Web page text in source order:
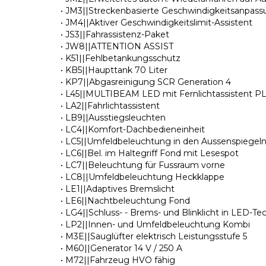
• JM3||Streckenbasierte
• JM4||Aktiver Geschwindigkeitslimit-Assistent
• JS3||Fahrassistenz-Paket
• JW8||ATTENTION ASSIST
• K51||Fehlbetankungsschutz
• KB5||Haupttank 70 Liter
• KP7||Abgasreinigung SCR Generation 4
• L45||MULTIBEAM LED mit Fernlichtassistent
• LA2||Fahrlichtassistent
• LB9||Ausstiegsleuchten
• LC4||Komfort-Dachbedieneinheit
• LC5||Umfeldbeleuchtung in den Aussenspiegeln
• LC6||Bel. im Haltegriff Fond mit Lesespot
• LC7||Beleuchtung für Fussraum vorne
• LC8||Umfeldbeleuchtung Heckklappe
• LE1||Adaptives Bremslicht
• LE6||Nachtbeleuchtung Fond
• LG4||Schluss- - Brems- und Blinklicht in LED-
• LP2||Innen- und Umfeldbeleuchtung Kombi
• M3E||Sauglüfter elektrisch Leistungsstufe 5
• M60||Generator 14 V / 250 A
• M72||Fahrzeug HVO fähig